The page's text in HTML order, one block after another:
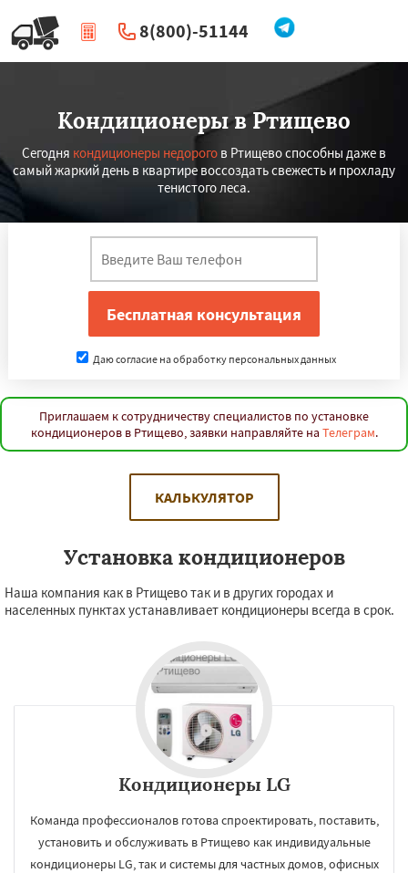
8(800)-51144
| Перезвоните мне
Кондиционеры в Ртищево
Сегодня кондиционеры недорого в Ртищево способны даже в
самый жаркий день в квартире воссоздать свежесть и прохладу
тенистого леса.
Даю согласие на обработку персональных данных
Приглашаем к сотрудничеству специалистов по установке
кондиционеров в Ртищево, заявки направляйте на Телеграм.
КАЛЬКУЛЯТОР
Установка кондиционеров
Наша компания как в Ртищево так и в других городах и
населенных пунктах устанавливает кондиционеры всегда в срок.
Кондиционеры LG
Команда профессионалов готова спроектировать, поставить,
установить и обслуживать в Ртищево как индивидуальные
кондиционеры LG, так и системы для частных домов, офисных